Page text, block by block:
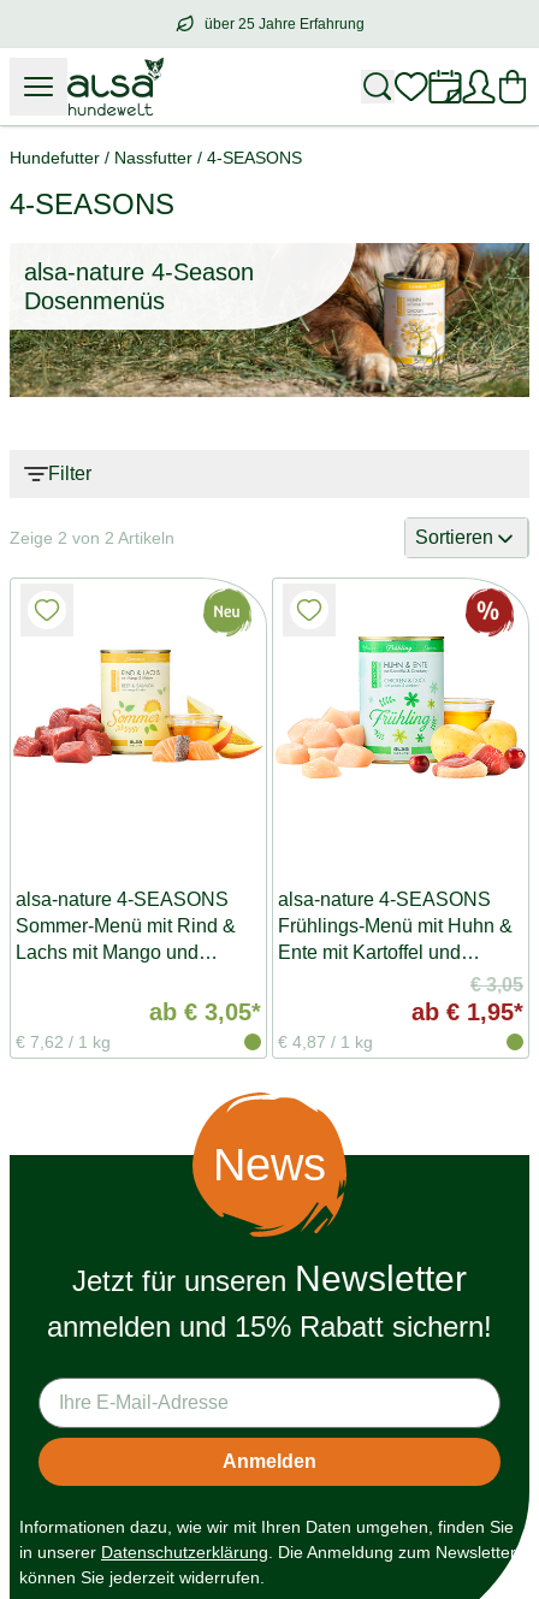
über 25 Jahre Erfahrung
über25 Jahre Erfahrung
Hundefutter / Nassfutter / 4-SEASONS
4-SEASONS
alsa-nature 4-Season
Dosenmenüs
Filter
Zeige 2 von 2 Artikeln Sortieren
alsa-nature 4-SEASONS
Sommer-Menü mit Rind &
Lachs mit Mango und
ab € 3,05*
€ 7,62 / 1 kg
alsa-nature 4-SEASONS
Frühlings-Menü mit Huhn &
Ente mit Kartoffel und
€ 3,05
ab € 1,95*
€ 4,87 / 1 kg
News
Jetzt für unseren Newsletter
anmelden und 15% Rabatt sichern!
Informationen dazu, wie wir mit Ihren Daten umgehen, finden Sie
in unserer Datenschutzerklärung . Die Anmeldung zum Newsletter
können Sie jederzeit widerrufen.